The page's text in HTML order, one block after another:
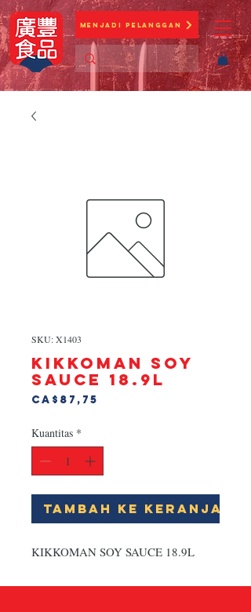
Menjadi Pelanggan
SKU: X1403
KIKKOMAN SOY
SAUCE 18.9L
CA$87,75
Kuantitas *
Tambah ke Keranjang
KIKKOMAN SOY SAUCE 18.9L